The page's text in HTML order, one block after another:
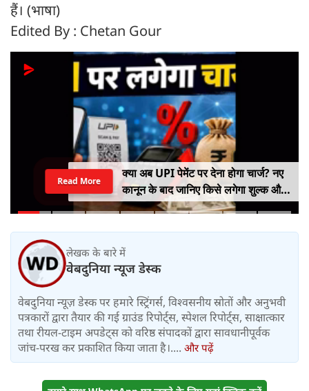
हैं। (भाषा)
Edited By : Chetan Gour
क्या अब UPI पेमेंट पर देना होगा चार्ज? नए
कानून के बाद जानिए किसे लगेगा शुल्क और
किसे नहीं
Read More
लेखक के बारे में
वेबदुनिया न्यूज डेस्क
वेबदुनिया न्यूज़ डेस्क पर हमारे स्ट्रिंगर्स, विश्वसनीय स्रोतों और अनुभवी
पत्रकारों द्वारा तैयार की गई ग्राउंड रिपोर्ट्स, स्पेशल रिपोर्ट्स, साक्षात्कार
तथा रीयल-टाइम अपडेट्स को वरिष्ठ संपादकों द्वारा सावधानीपूर्वक
जांच-परख कर प्रकाशित किया जाता है।.... और पढ़ें